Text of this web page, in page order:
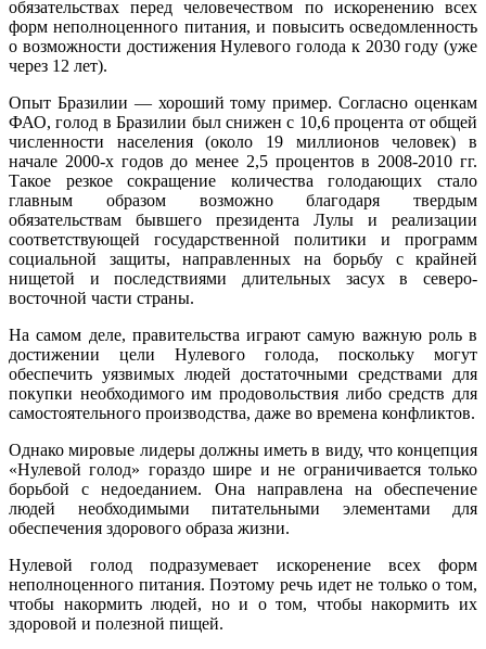
обязательствах перед человечеством по искоренению всех
форм неполноценного питания, и повысить осведомленность
о возможности достижения Нулевого голода к 2030 году (уже
через 12 лет).
Опыт Бразилии — хороший тому пример. Согласно оценкам
ФАО, голод в Бразилии был снижен с 10,6 процента от общей
численности населения (около 19 миллионов человек) в
начале 2000-х годов до менее 2,5 процентов в 2008-2010 гг.
Такое резкое сокращение количества голодающих стало
главным образом возможно благодаря твердым
обязательствам бывшего президента Лулы и реализации
соответствующей государственной политики и программ
социальной защиты, направленных на борьбу с крайней
нищетой и последствиями длительных засух в северо-
восточной части страны.
На самом деле, правительства играют самую важную роль в
достижении цели Нулевого голода, поскольку могут
обеспечить уязвимых людей достаточными средствами для
покупки необходимого им продовольствия либо средств для
самостоятельного производства, даже во времена конфликтов.
Однако мировые лидеры должны иметь в виду, что концепция
«Нулевой голод» гораздо шире и не ограничивается только
борьбой с недоеданием. Она направлена на обеспечение
людей необходимыми питательными элементами для
обеспечения здорового образа жизни.
Нулевой голод подразумевает искоренение всех форм
неполноценного питания. Поэтому речь идет не только о том,
чтобы накормить людей, но и о том, чтобы накормить их
здоровой и полезной пищей.